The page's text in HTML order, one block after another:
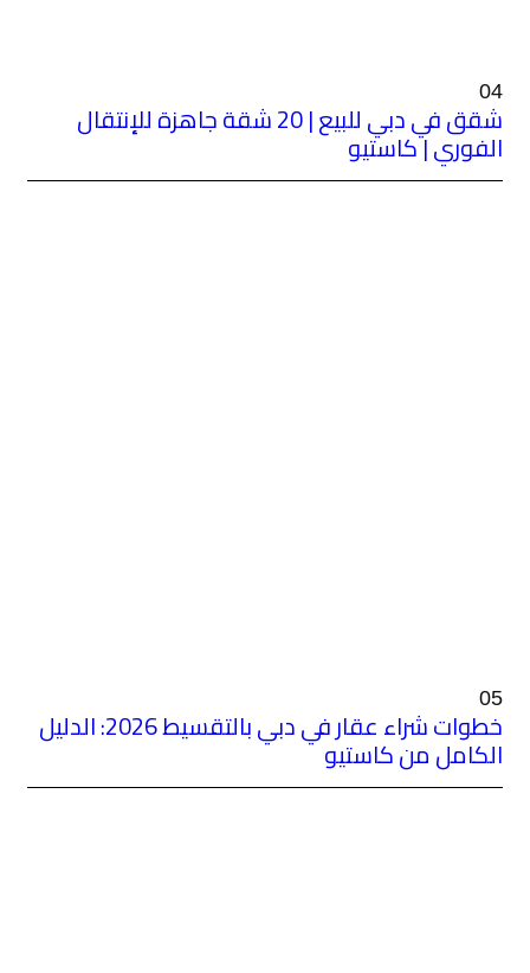
شقق في دبي للبيع | 20 شقة جاهزة للإنتقال
خطوات شراء عقار في دبي بالتقسيط 2026: الدليل